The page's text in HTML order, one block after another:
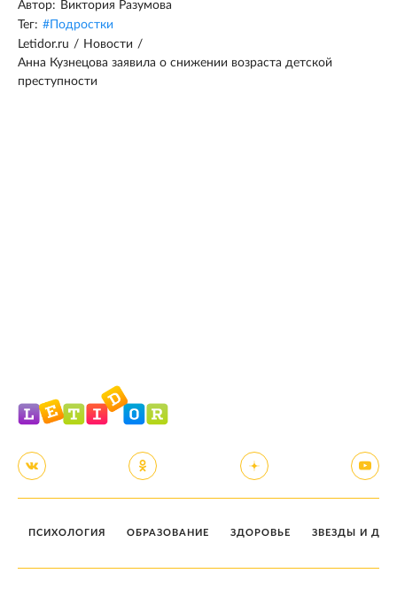
Автор: Виктория Разумова
Тег: # Подростки
Letidor.ru / Новости /
Анна Кузнецова заявила о снижении возраста детской
преступности
ПСИХОЛОГИЯ ОБРАЗОВАНИЕ ЗДОРОВЬЕ ЗВЕЗДЫ И